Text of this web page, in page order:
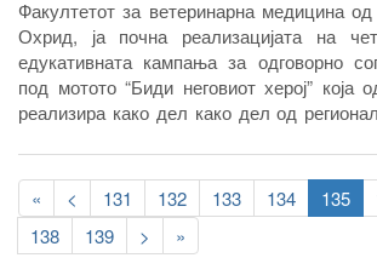
Факултетот за ветеринарна медицина
Охрид, ја почна реализацијата на
едукативната кампања за одговорно
под мотото “Биди неговиот херој” која
реализира како дел како дел од
животните - ОИЕ за подигнување на
одговорното сопствеништво.
Pagination
First
page
«
Previous
page
< Page
131 Page
132 Page
133 Page
134
page
135
Page
138 Page
139
Следна
страна
>
Last
page
»